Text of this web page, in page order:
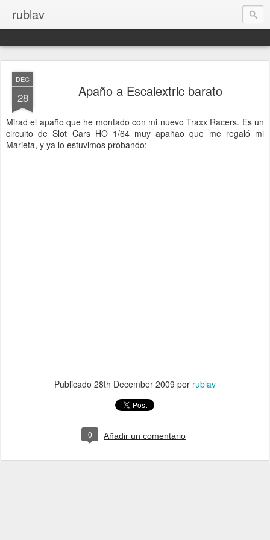
rublav
DEC
28 Apaño a Escalextric barato
Mirad el apaño que he montado con mi nuevo Traxx Racers. Es un
circuito de Slot Cars HO 1/64 muy apañao que me regaló mi
Marieta, y ya lo estuvimos probando:
Publicado 28th December 2009 por rublav
0 Añadir un comentario